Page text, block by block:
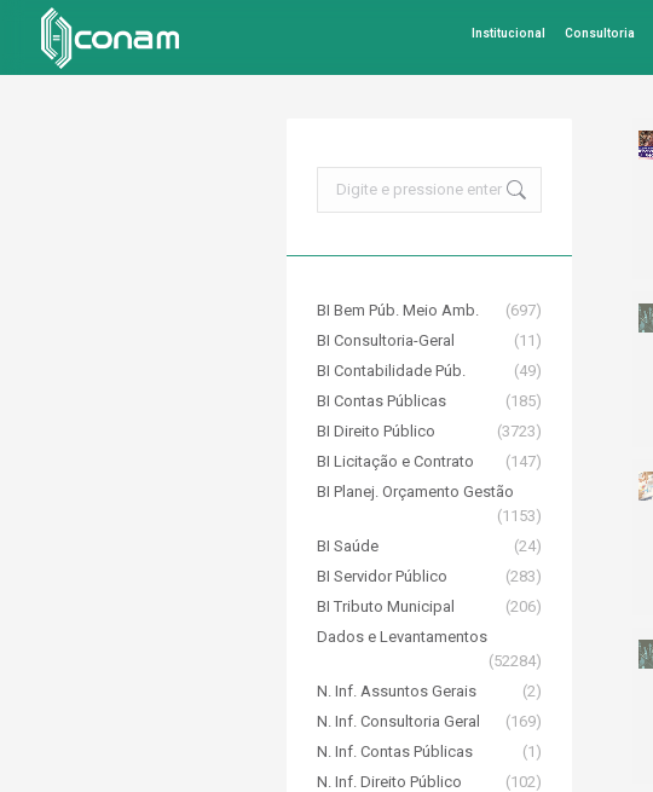
Institucional Consultoria
BI Bem Púb. Meio Amb.
(697)
BI Consultoria-Geral
(11)
BI Contabilidade Púb.
(49)
BI Contas Públicas
(185)
BI Direito Público
(3723)
BI Licitação e Contrato
(147)
BI Planej. Orçamento Gestão
(1153)
BI Saúde
(24)
BI Servidor Público
(283)
BI Tributo Municipal
(206)
Dados e Levantamentos
(52284)
N. Inf. Assuntos Gerais
(2)
N. Inf. Consultoria Geral
(169)
N. Inf. Contas Públicas
(1)
N. Inf. Direito Público
(102)